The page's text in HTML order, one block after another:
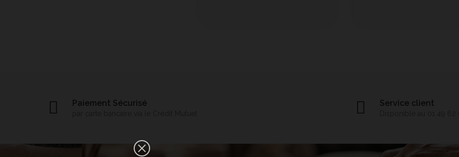
Paiement Sécurisé Service client